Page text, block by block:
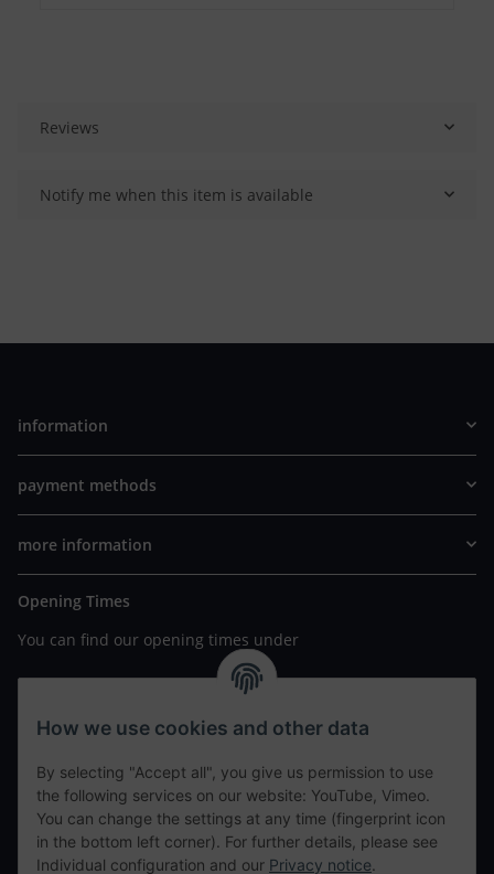
Reviews
Notify me when this item is available
information
payment methods
more information
Opening Times
You can find our opening times under
https://www.wannavapor.de/Filialen
your personal site
contact details
tweet
How we use cookies and other data
By selecting "Accept all", you give us permission to use
the following services on our website: YouTube, Vimeo.
You can change the settings at any time (fingerprint icon
in the bottom left corner). For further details, please see
Individual configuration and our Privacy notice.